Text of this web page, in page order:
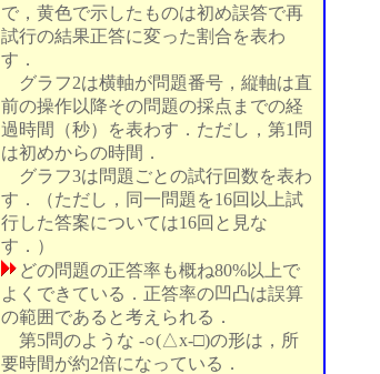
で，黄色で示したものは初め誤答で再
試行の結果正答に変った割合を表わ
す．
グラフ2は横軸が問題番号，縦軸は直
前の操作以降その問題の採点までの経
過時間（秒）を表わす．ただし，第1問
は初めからの時間．
グラフ3は問題ごとの試行回数を表わ
す．（ただし，同一問題を16回以上試
行した答案については16回と見な
す．）
どの問題の正答率も概ね80%以上で
よくできている．正答率の凹凸は誤算
の範囲であると考えられる．
第5問のような -○(△x-□)の形は，所
要時間が約2倍になっている．